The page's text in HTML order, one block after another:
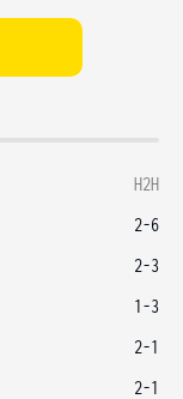
H2H
2-6
2-3
1-3
2-1
2-1